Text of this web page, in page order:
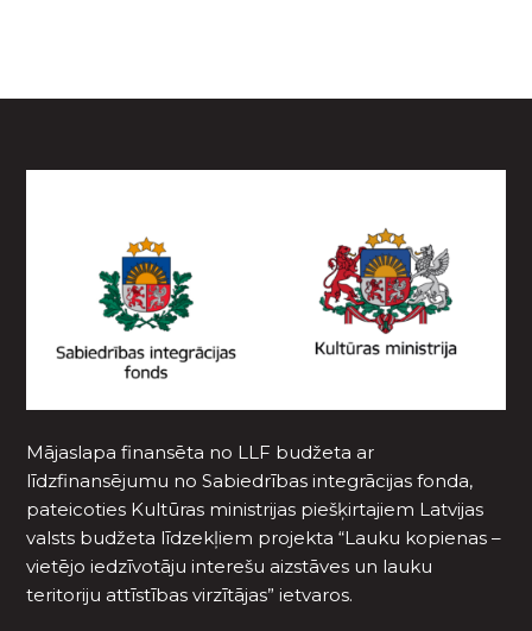
Mājaslapa finansēta no LLF budžeta ar
līdzfinansējumu no Sabiedrības integrācijas fonda,
pateicoties Kultūras ministrijas piešķirtajiem Latvijas
valsts budžeta līdzekļiem projekta “Lauku kopienas –
vietējo iedzīvotāju interešu aizstāves un lauku
teritoriju attīstības virzītājas” ietvaros.